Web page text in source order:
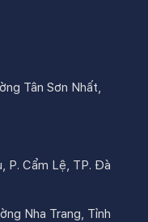
Tân Sơn Nhất,
P. Cẩm Lệ, TP. Đà
Nha Trang, Tỉnh